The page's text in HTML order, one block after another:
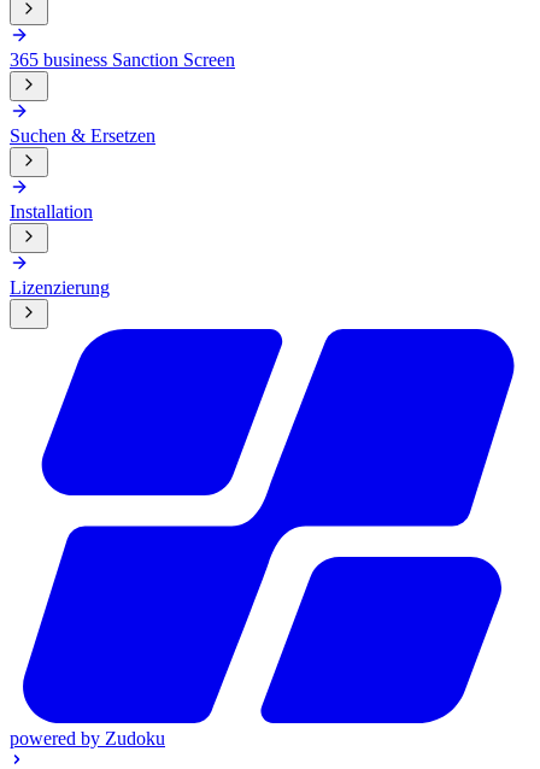
365 business Sanction Screen
Suchen & Ersetzen
Installation
Lizenzierung
powered by Zudoku